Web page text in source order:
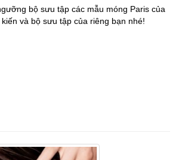
bộ sưu tập các mẫu móng Paris của
và bộ sưu tập của riêng bạn nhé!